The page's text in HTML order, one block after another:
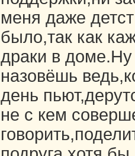
меня даже
было,так как
драки в доме.Ну
назовёшь
день
не с кем